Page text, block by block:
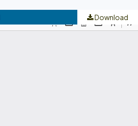
Download